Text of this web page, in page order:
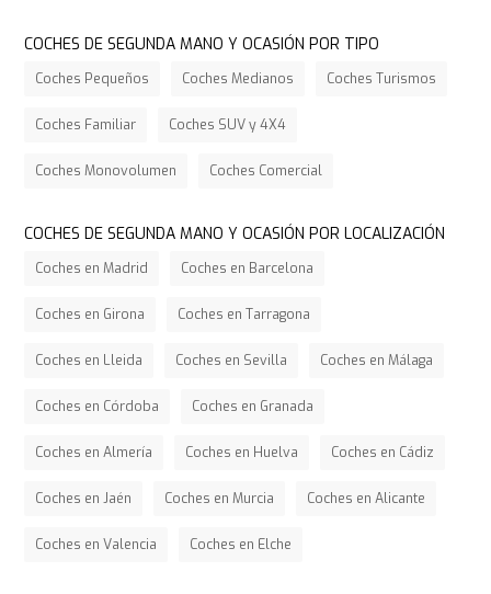
COCHES DE SEGUNDA MANO Y OCASIÓN POR TIPO
Coches Pequeños Coches Medianos Coches Turismos
Coches Familiar Coches SUV y 4X4
Coches Monovolumen Coches Comercial
COCHES DE SEGUNDA MANO Y OCASIÓN POR LOCALIZACIÓN
Coches en Madrid Coches en Barcelona
Coches en Girona Coches en Tarragona
Coches en Lleida Coches en Sevilla Coches en Málaga
Coches en Córdoba Coches en Granada
Coches en Almería Coches en Huelva Coches en Cádiz
Coches en Jaén Coches en Murcia Coches en Alicante
Coches en Valencia Coches en Elche